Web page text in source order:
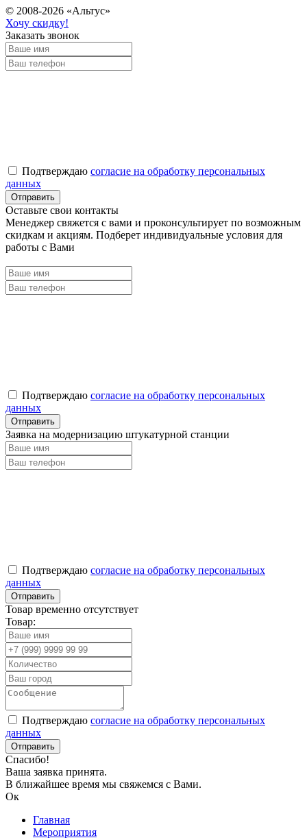
© 2008-2026 «Альтус»
Хочу скидку!
Заказать звонок
Подтверждаю согласие на обработку персональных
данных
Оставьте свои контакты
Менеджер свяжется с вами и проконсультирует по возможным
скидкам и акциям. Подберет индивидуальные условия для
работы с Вами
Подтверждаю согласие на обработку персональных
данных
Заявка на модернизацию штукатурной станции
Подтверждаю согласие на обработку персональных
данных
Товар временно отсутствует
Товар:
Подтверждаю согласие на обработку персональных
данных
Спасибо!
Ваша заявка принята.
В ближайшее время мы свяжемся с Вами.
Ок
Главная
Мероприятия